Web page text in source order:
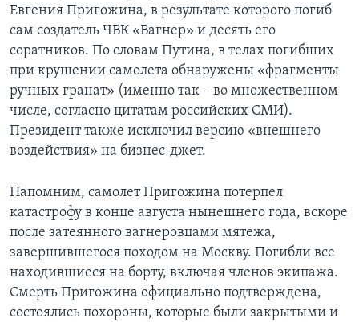
Евгения Пригожина, в результате которого погиб
сам создатель ЧВК «Вагнер» и десять его
соратников. По словам Путина, в телах погибших
при крушении самолета обнаружены «фрагменты
ручных гранат» (именно так – во множественном
числе, согласно цитатам российских СМИ).
Президент также исключил версию «внешнего
воздействия» на бизнес-джет.
Напомним, самолет Пригожина потерпел
катастрофу в конце августа нынешнего года, вскоре
после затеянного вагнеровцами мятежа,
завершившегося походом на Москву. Погибли все
находившиеся на борту, включая членов экипажа.
Смерть Пригожина официально подтверждена,
состоялись похороны, которые были закрытыми и